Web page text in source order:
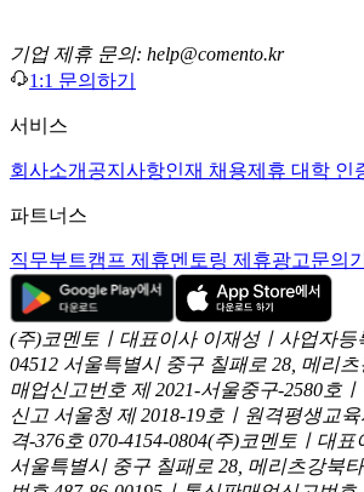
기업 제휴 문의: help@comento.kr
1:1 문의하기
서비스
회사소개 공지사항인재 채용제휴 대학 인
파트너스
직무부트캠프 제휴멘토링 제휴광고문의
(주)코멘토ㅣ대표이사 이재성ㅣ사업자등
04512 서울특별시 중구 칠패로 28, 메리
매업신고번호 제 2021-서울중구-2580호
신고 서울청 제 2018-19호ㅣ원격평생교
격-376호 070-4154-0804(주)코멘토ㅣ대표
서울특별시 중구 칠패로 28, 메리츠강북